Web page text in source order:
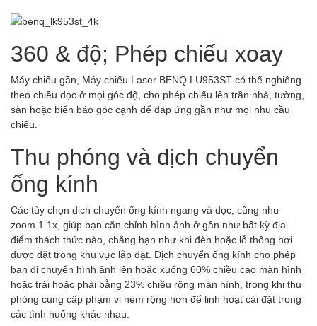
360 & độ; Phép chiếu xoay
Máy chiếu gần, Máy chiếu Laser BENQ LU953ST có thể nghiêng
theo chiều dọc ở mọi góc độ, cho phép chiếu lên trần nhà, tường,
sàn hoặc biển báo góc cạnh để đáp ứng gần như mọi nhu cầu
chiếu.
Thu phóng và dịch chuyển
ống kính
Các tùy chọn dịch chuyển ống kính ngang và dọc, cũng như
zoom 1.1x, giúp bạn căn chỉnh hình ảnh ở gần như bất kỳ địa
điểm thách thức nào, chẳng hạn như khi đèn hoặc lỗ thông hơi
được đặt trong khu vực lắp đặt. Dịch chuyển ống kính cho phép
bạn di chuyển hình ảnh lên hoặc xuống 60% chiều cao màn hình
hoặc trái hoặc phải bằng 23% chiều rộng màn hình, trong khi thu
phóng cung cấp phạm vi ném rộng hơn để linh hoạt cài đặt trong
các tình huống khác nhau.